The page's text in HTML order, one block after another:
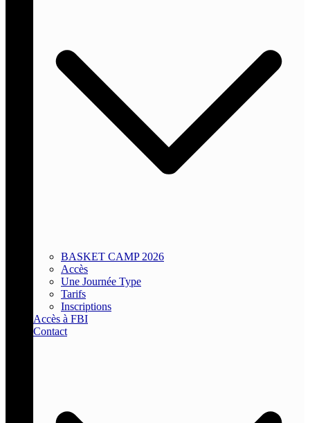
BASKET CAMP 2026
Accès
Une Journée Type
Tarifs
Inscriptions
Accès à FBI
Contact